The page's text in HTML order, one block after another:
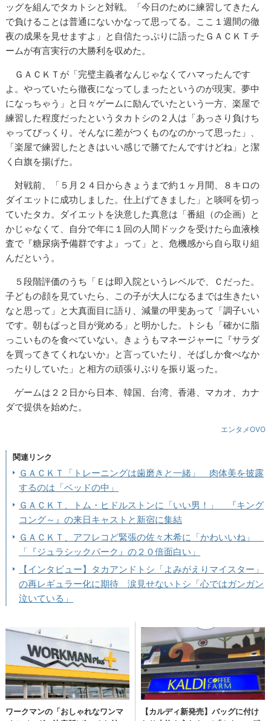
ッグを組んでタカトシと対戦。「今日のために練習してきたん
で負けることは普通にないかなって思ってる。ここ１週間の徹
夜の成果を見せますよ」と自信たっぷりに語ったＧＡＣＫＴチ
ームが有言実行の大勝利を収めた。
ＧＡＣＫＴが「完璧主義者なんじゃなくてハマったんです
よ。やっていたら徹夜になってしまったというのが現実。夢中
になっちゃう」と日々ゲームに励んでいたという一方、楽屋で
練習した程度だったというタカトシの２人は「あっさり負けち
ゃってびっくり。そんなに差がつくものなのかって思った」、
「楽屋で練習したときはいい感じで勝てたんですけどね」と潔
く白旗を揚げた。
対戦前、「５月２４日からきょうまで約１ヶ月間、８キロの
ダイエットに成功しました。仕上げてきました」と啖呵を切っ
ていたタカ。ダイエットを決意した真意は「番組（の企画）と
かじゃなくて、自分で年に１回の人間ドックを受けたら血液検
査で『糖尿病予備群ですよ』って」と、危機感から自ら取り組
んだという。
５段階評価のうち「Ｅは即入院というレベルで、Ｃだった。
子どもの顔を見ていたら、この子が大人になるまでは生きたい
なと思って」と大真面目に語り、減量の甲斐あって「調子いい
です。朝もぱっと目が覚める」と明かした。トシも「確かに脂
っこいものを食べていない。きょうもマネージャーに『サラダ
を買ってきてくれないか』と言っていたり、そばしか食べなか
ったりしていた」と相方の頑張りぶりを振り返った。
ゲームは２２日から日本、韓国、台湾、香港、マカオ、カナ
ダで提供を始めた。
エンタメOVO
関連リンク
ＧＡＣＫＴ「トレーニングは歯磨きと一緒」 肉体美を披露
するのは「ベッドの中」
ＧＡＣＫＴ、トム・ヒドルストンに「いい男！」 『キング
コング～』の来日キャストと新宿に集結
ＧＡＣＫＴ、アフレコど緊張の佐々木希に「かわいいね」
「『ジュラシックパーク』の２０倍面白い」
【インタビュー】タカアンドトシ「よみがえりマイスター」
の再レギュラー化に期待 涙見せないトシ「心ではガンガン
泣いている」